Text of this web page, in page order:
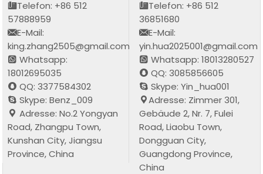
Telefon: +86 512
57888959
E-Mail:
king.zhang2505@gmail.com
Whatsapp:
18012695035
QQ: 3377584302
Skype: Benz_009
Adresse: No.2 Yongyan
Road, Zhangpu Town,
Kunshan City, Jiangsu
Province, China
Telefon: +86 512
36851680
E-Mail:
yin.hua2025001@gmail.com
Whatsapp: 18013280527
QQ: 3085856605
Skype: Yin_hua001
Adresse: Zimmer 301,
Gebäude 2, Nr. 7, Fulei
Road, Liaobu Town,
Dongguan City,
Guangdong Province,
China